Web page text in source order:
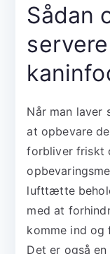
Sådan
Når man laver
at opbevare
forbliver friskt
lufttætte
med at
komme ind og
Det er også